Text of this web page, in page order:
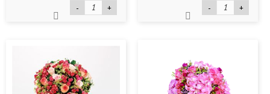
- +
- +